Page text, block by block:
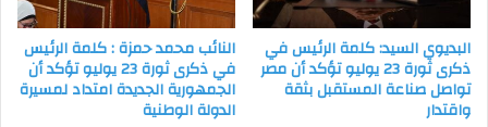
البديوي السيد: كلمة الرئيس في
ذكرى ثورة 23 يوليو تؤكد أن مصر
تواصل صناعة المستقبل بثقة
واقتدار
النائب محمد حمزة : كلمة الرئيس
في ذكرى ثورة 23 يوليو تؤكد أن
الجمهورية الجديدة امتداد لمسيرة
الدولة الوطنية